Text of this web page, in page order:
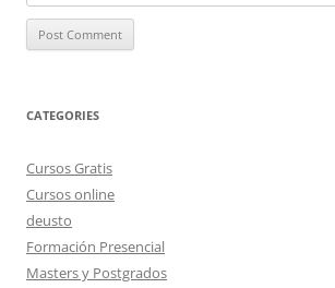
CATEGORIES
Cursos Gratis
Cursos online
deusto
Formación Presencial
Masters y Postgrados